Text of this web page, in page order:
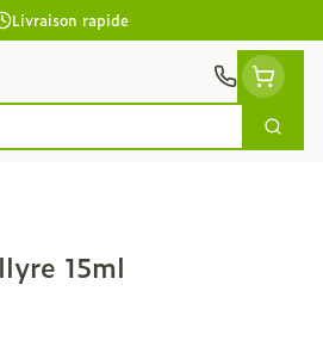
Livraison rapide
15ml